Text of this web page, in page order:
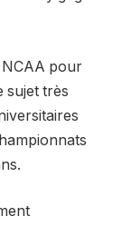
NCAA pour
sujet très